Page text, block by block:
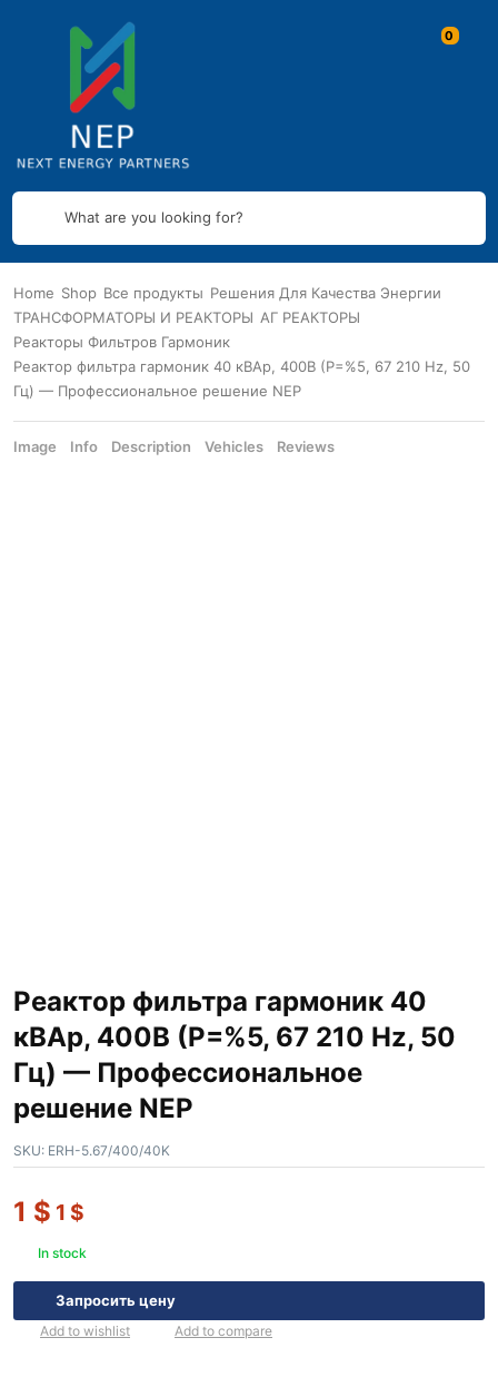
What are you looking for?
Home Shop Все продукты Решения Для Качества Энергии
ТРАНСФОРМАТОРЫ И РЕАКТОРЫ АГ РЕАКТОРЫ
Реакторы Фильтров Гармоник
Реактор фильтра гармоник 40 кВАр, 400В (P=%5, 67 210 Hz, 50
Гц) — Профессиональное решение NEP
Image Info Description Vehicles Reviews
Реактор фильтра гармоник 40
кВАр, 400В (P=%5, 67 210 Hz, 50
Гц) — Профессиональное
решение NEP
SKU: ERH-5.67/400/40K
1 $ 1 $
In stock
Запросить цену
Add to wishlist Add to compare